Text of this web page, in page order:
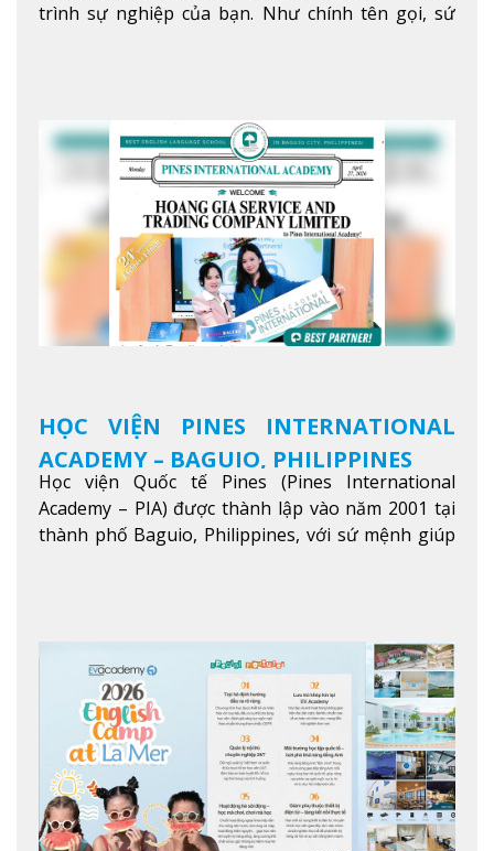
trình sự nghiệp của bạn. Như chính tên gọi, sứ
HỌC VIỆN PINES INTERNATIONAL
ACADEMY – BAGUIO, PHILIPPINES
Học viện Quốc tế Pines (Pines International
Academy – PIA) được thành lập vào năm 2001 tại
thành phố Baguio, Philippines, với sứ mệnh giúp